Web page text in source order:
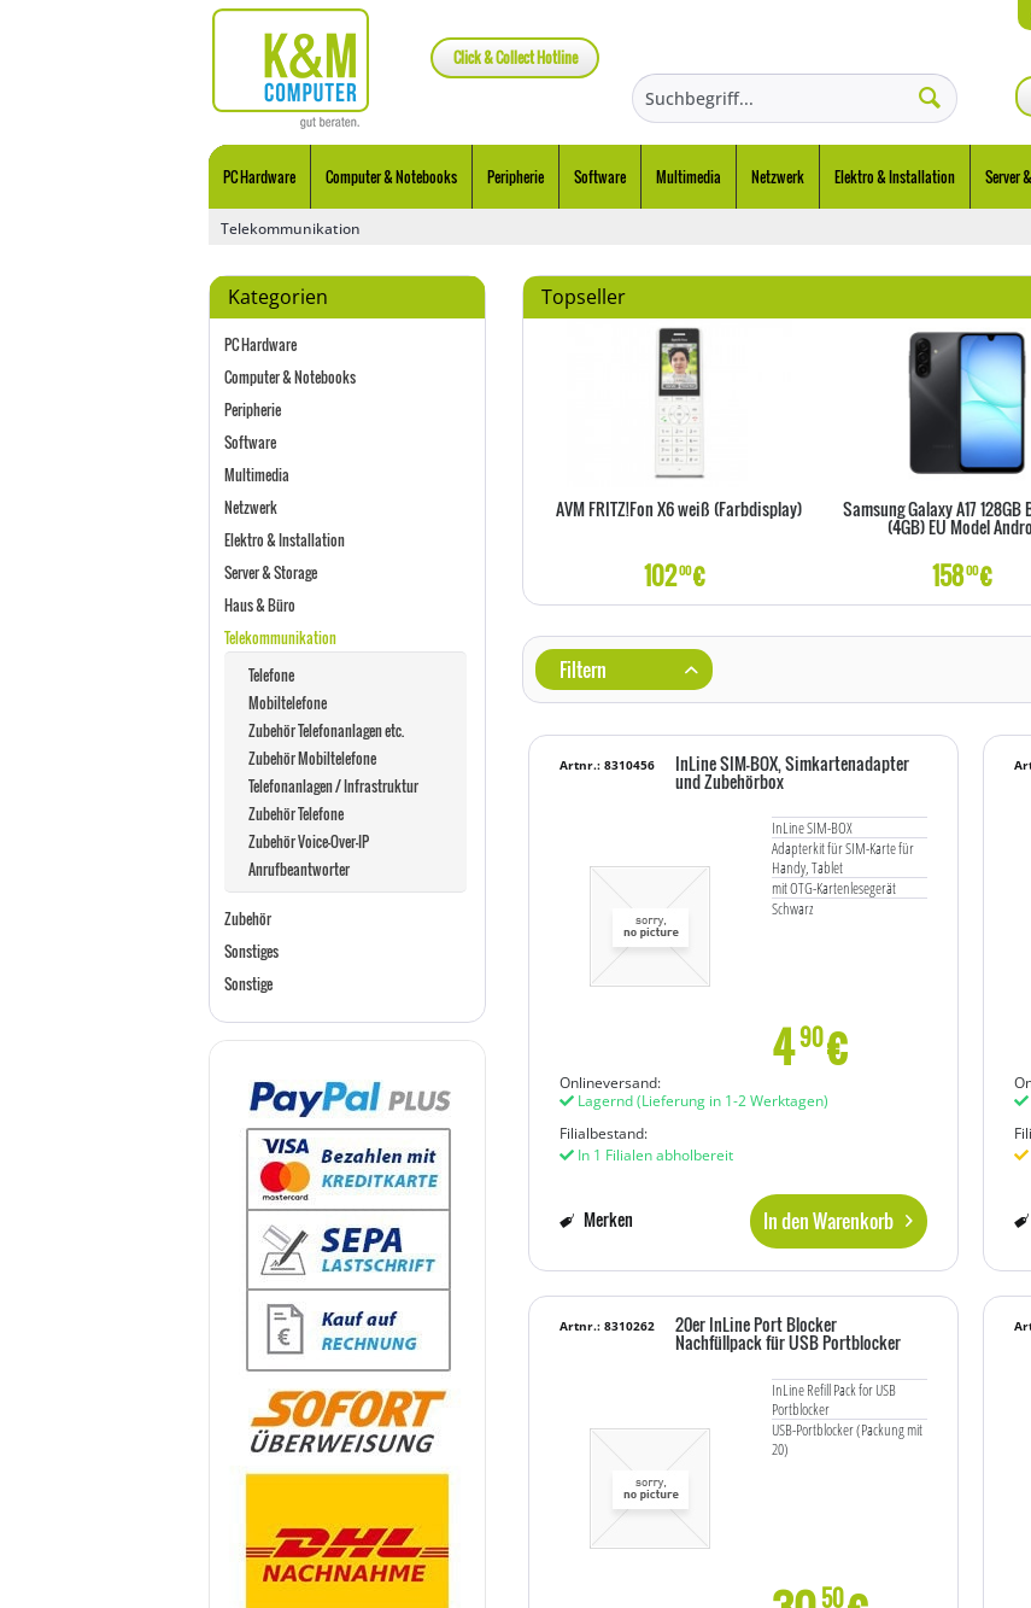
Click & Collect Hotline
PC Hardware Computer & Notebooks Peripherie Software Multimedia Netzwerk Elektro & Installation Server
Telekommunikation
Kategorien
PC Hardware
Computer & Notebooks
Peripherie
Software
Multimedia
Netzwerk
Elektro & Installation
Server & Storage
Haus & Büro
Telekommunikation
Telefone
Mobiltelefone
Zubehör Telefonanlagen etc.
Zubehör Mobiltelefone
Telefonanlagen / Infrastruktur
Zubehör Telefone
Zubehör Voice-Over-IP
Anrufbeantworter
Zubehör
Sonstiges
Sonstige
Topseller
AVM FRITZ!Fon X6 weiß (Farbdisplay)
10200€
Samsung Galaxy A17 128GB
(4GB) EU Model
15800€
Filtern
InLine SIM-BOX, Simkartenadapter
und Zubehörbox
InLine SIM-BOX
Adapterkit für SIM-Karte für
Handy, Tablet
mit OTG-Kartenlesegerät
Schwarz
Artnr.: 8310456
490€
Onlineversand:
Lagernd(Lieferung in 1-2 Werktagen)
Filialbestand:
In 1 Filialen abholbereit
In den Warenkorb
Merken
20er InLine Port Blocker
Nachfüllpack für USB Portblocker
InLine Refill Pack for USB
Portblocker
USB-Portblocker (Packung mit
20)
Artnr.: 8310262
50